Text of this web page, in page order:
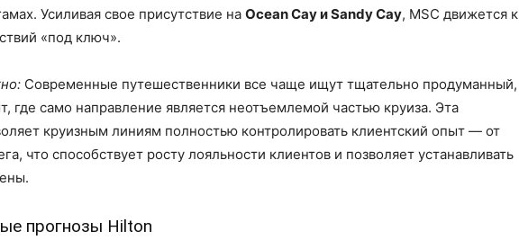
Усиливая свое присутствие на Ocean Cay и Sandy Cay, MSC движется к
«под ключ».
Современные путешественники все чаще ищут тщательно продуманный,
где само направление является неотъемлемой частью круиза. Эта
круизным линиям полностью контролировать клиентский опыт — от
что способствует росту лояльности клиентов и позволяет устанавливать
прогнозы Hilton